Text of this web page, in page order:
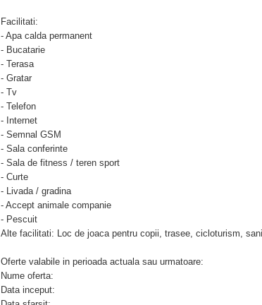
Facilitati:
- Apa calda permanent
- Bucatarie
- Terasa
- Gratar
- Tv
- Telefon
- Internet
- Semnal GSM
- Sala conferinte
- Sala de fitness / teren sport
- Curte
- Livada / gradina
- Accept animale companie
- Pescuit
Alte facilitati: Loc de joaca pentru copii, trasee, cicloturism,
Oferte valabile in perioada actuala sau urmatoare:
Nume oferta:
Data inceput: